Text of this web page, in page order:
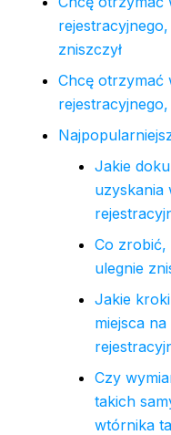
zniszczył
Chcę otrzymać
Jakie
uzyskania
Co zrobić,
ulegnie
Jakie
miejsca
Czy
takich
wtórnika